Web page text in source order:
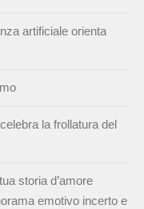
artificiale orienta
la frollatura del
storia d’amore
emotivo incerto e